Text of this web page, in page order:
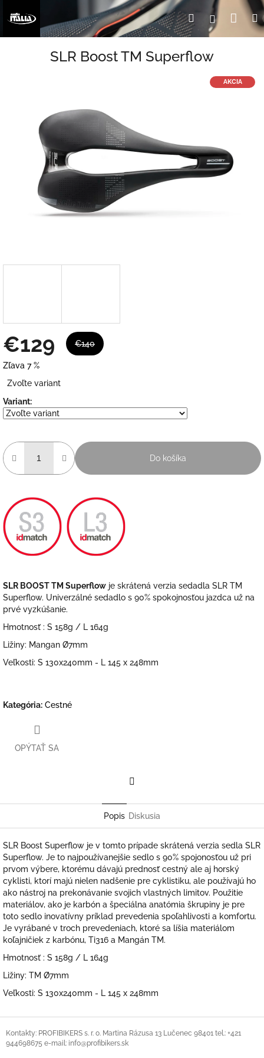
Hľadať
SLR Boost TM Superflow
AKCIA
€129 €140
Zľava 7 %
cena:
Zvoľte variant
Variant:
Do košíka
SLR BOOST TM Superflow je skrátená verzia sedadla SLR TM
Superflow. Univerzálné sedadlo s 90% spokojnosťou jazdca už na
prvé vyzkúšanie.
Hmotnosť : S 158g / L 164g
Ližiny: Mangan Ø7mm
Veľkosti: S 130x240mm - L 145 x 248mm
Kategória: Cestné
OPÝTAŤ SA
Popis Diskusia
SLR Boost Superflow je v tomto prípade skrátená verzia sedla SLR
Superflow. Je to najpoužívanejšie sedlo s 90% spojonosťou už pri
prvom výbere, ktorému dávajú prednosť cestný ale aj horský
cyklisti, ktorí majú nielen nadšenie pre cyklistiku, ale používajú ho
ako nástroj na prekonávanie svojich vlastných limitov. Použitie
materiálov, ako je karbón a špeciálna anatómia škrupiny je pre
toto sedlo inovatívny príklad prevedenia spoľahlivosti a komfortu.
Je vyrábané v troch prevedeniach, ktoré sa líšia materiálom
koľajničiek z karbónu, Ti316 a Mangán TM.
Hmotnosť : S 158g / L 164g
Ližiny: TM Ø7mm
Veľkosti: S 130x240mm - L 145 x 248mm
p
Kontakty: PROFIBIKERS s. r. o. Martina Rázusa 13 Lučenec 98401 tel.: +421
944698675 e-mail: info@profibikers.sk